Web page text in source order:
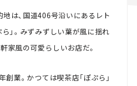
は、国道406号沿いにあるレト
」。みずみずしい葉が風に揺れ
家風の可愛らしいお店だ。
業。かつては喫茶店「ぽぷら」